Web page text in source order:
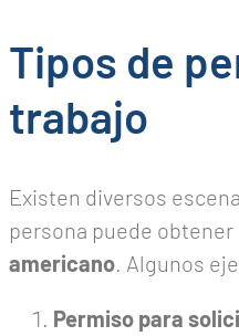
Tipos de
trabajo
Existen diversos
persona puede obtener
americano. Algunos
Permiso para